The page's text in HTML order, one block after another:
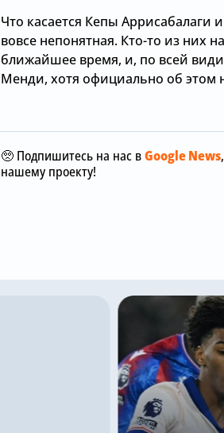
Что касается Кепы Аррисабалаги
вовсе непонятная. Кто-то из них
ближайшее время, и, по всей
Менди, хотя официально об этом
🥺 Подпишитесь на нас вGoogle News
нашему проекту!